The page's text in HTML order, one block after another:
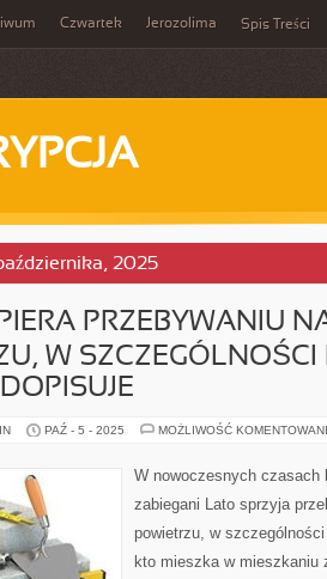
Czwartek Jerozolima Spis Treści
2025
PRZEBYWANIU
W SZCZEGÓLNOŚCI
PAŹ - 5 - 2025 MOŻLIWOŚĆ
W nowoczesnych czasach
zabiegani Lato sprzyja
powietrzu, w
kto mieszka w mieszkaniu